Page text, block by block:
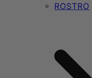
ROSTRO